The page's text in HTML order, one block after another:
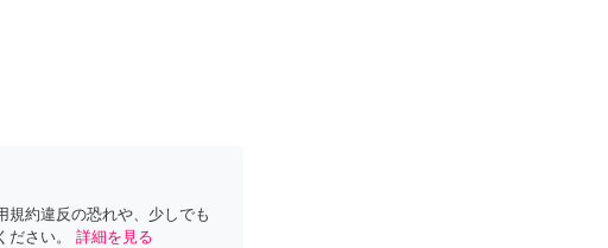
規約違反の恐れや、少しでも
さい。
詳細を見る